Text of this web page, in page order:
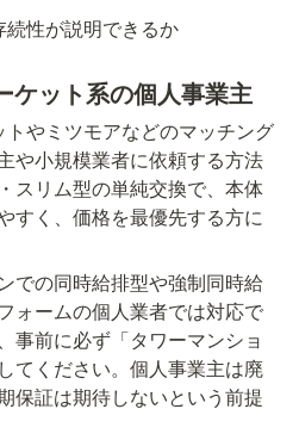
性が説明できるか
ケット系の個人事業主
やミツモアなどのマッチング
や小規模業者に依頼する方法
スリム型の単純交換で、本体
すく、価格を最優先する方に
での同時給排型や強制同時給
ォームの個人業者では対応で
事前に必ず「タワーマンショ
てください。個人事業主は廃
保証は期待しないという前提